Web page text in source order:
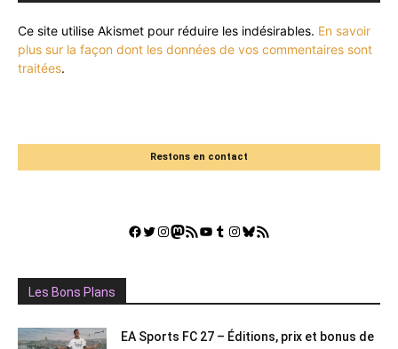
Ce site utilise Akismet pour réduire les indésirables. En savoir
plus sur la façon dont les données de vos commentaires sont
traitées.
Restons en contact
Facebook
Twitter
Instagram
Mastodon
Flux RSSYouTube
Tumblr
Instagram
Bluesky
GestGame
Les Bons Plans
EA Sports FC 27 – Éditions, prix et bonus de